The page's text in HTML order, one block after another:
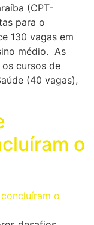
(CPT-
para o
130 vagas em
médio. As
cursos de
(40 vagas),
o